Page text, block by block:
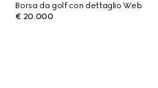
Borsa da golf con dettaglio Web
€ 20.000